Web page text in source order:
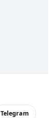
Telegram